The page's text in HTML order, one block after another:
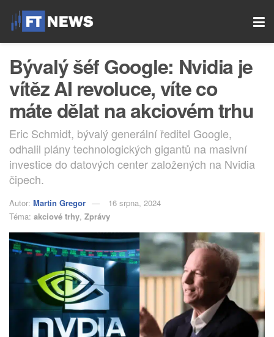
Bývalý šéf Google: Nvidia je
vítěz AI revoluce, víte co
máte dělat na akciovém trhu
Eric Schmidt, bývalý generální ředitel Google,
odhalil plány technologických gigantů na masivní
investice do datových center založených na Nvidia
čipech.
Autor: Martin Gregor
16 srpna, 2024
Téma: akciové trhy, Zprávy